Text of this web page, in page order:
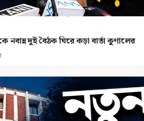
নবান্ন দুই বৈঠক ঘিরে কড়া বার্তা কুণালের